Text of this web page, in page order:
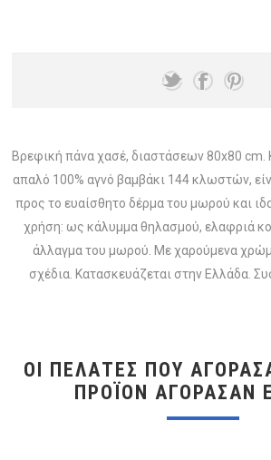
Βρεφική πάνα χασέ, διαστάσεων 80x80 cm.
απαλό 100% αγνό βαμβάκι 144 κλωστών,
προς το ευαίσθητο δέρμα του μωρού και
χρήση: ως κάλυμμα θηλασμού, ελαφριά
άλλαγμα του μωρού. Με χαρούμενα
σχέδια. Κατασκευάζεται στην Ελλάδα.
ΟΙ ΠΕΛΆΤΕΣ ΠΟΥ
ΠΡΟΪΌΝ ΑΓΌΡΑΣΑΝ